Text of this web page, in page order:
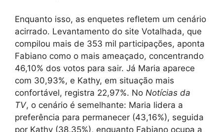
Enquanto isso, as enquetes refletem um cenário
acirrado. Levantamento do site Votalhada, que
compilou mais de 353 mil participações, aponta
Fabiano como o mais ameaçado, concentrando
46,10% dos votos para sair. Já Maria aparece
com 30,93%, e Kathy, em situação mais
confortável, registra 22,97%. No Notícias da
TV, o cenário é semelhante: Maria lidera a
preferência para permanecer (43,16%), seguida
por Kathy (38,35%), enquanto Fabiano ocupa a